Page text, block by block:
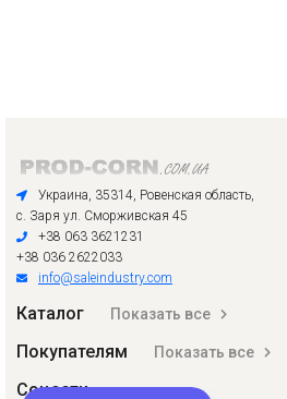
Украина, 35314, Ровенская область,
с. Заря ул. Сморживская 45
+38 063 3621231
+38 036 2622033
info@saleindustry.com
Каталог Показать все
Покупателям Показать все
Соцсети